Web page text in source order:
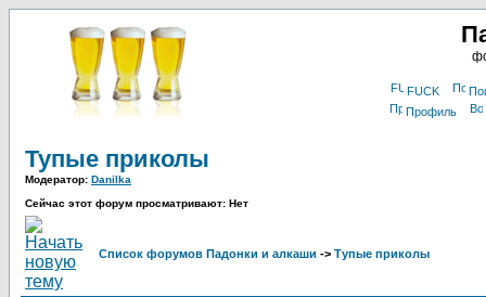
FUCK
Профиль
Тупые приколы
Модератор: Danilka
Сейчас этот форум просматривают: Нет
Список форумов Падонки и алкаши -> Тупые приколы